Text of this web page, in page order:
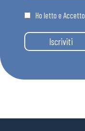
Ho letto e
Iscriviti